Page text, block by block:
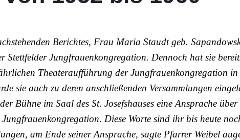
Berichtes, Frau Maria Staudt geb.
Stettfelder Jungfrauenkongregation. Dennoch hat sie
Theateraufführung der Jungfrauenkongregation in
sie auch zu deren anschließenden Versammlungen
Bühne im Saal des St. Josefshauses eine Ansprache
Diese Worte sind ihr bis heute
am Ende seiner Ansprache, sagte Pfarrer Weibel